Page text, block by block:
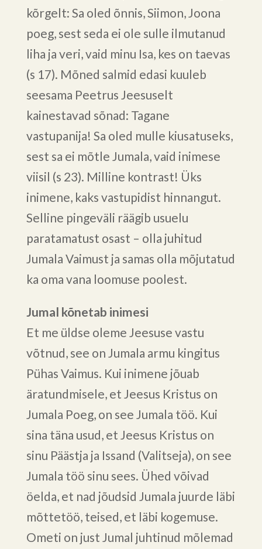
kõrgelt: Sa oled õnnis, Siimon, Joona
poeg, sest seda ei ole sulle ilmutanud
liha ja veri, vaid minu Isa, kes on taevas
(s 17). Mõned salmid edasi kuuleb
seesama Peetrus Jeesuselt
kainestavad sõnad: Tagane
vastupanija! Sa oled mulle kiusatuseks,
sest sa ei mõtle Jumala, vaid inimese
viisil (s 23). Milline kontrast! Üks
inimene, kaks vastupidist hinnangut.
Selline pingeväli räägib usuelu
paratamatust osast – olla juhitud
Jumala Vaimust ja samas olla mõjutatud
ka oma vana loomuse poolest.
Jumal kõnetab inimesi
Et me üldse oleme Jeesuse vastu
võtnud, see on Jumala armu kingitus
Pühas Vaimus. Kui inimene jõuab
äratundmisele, et Jeesus Kristus on
Jumala Poeg, on see Jumala töö. Kui
sina täna usud, et Jeesus Kristus on
sinu Päästja ja Issand (Valitseja), on see
Jumala töö sinu sees. Ühed võivad
öelda, et nad jõudsid Jumala juurde läbi
mõttetöö, teised, et läbi kogemuse.
Ometi on just Jumal juhtinud mõlemad